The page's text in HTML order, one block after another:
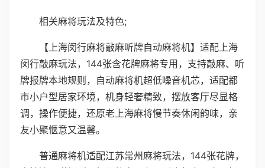
相关麻将玩法及特色;
【上海闵行麻将敲麻听牌自动麻将机】适配上海
闵行敲麻玩法，144张含花牌麻将专用，支持敲麻、听
牌报牌本地规则，自动麻将机超低噪音机芯，适配都
市小户型居家环境，机身轻奢精致，摆放客厅尽显格
调，操作便捷，还原老上海麻将慢节奏休闲韵味，亲
友小聚惬意又温馨。
普通麻将机适配江苏常州麻将玩法，144张花牌，